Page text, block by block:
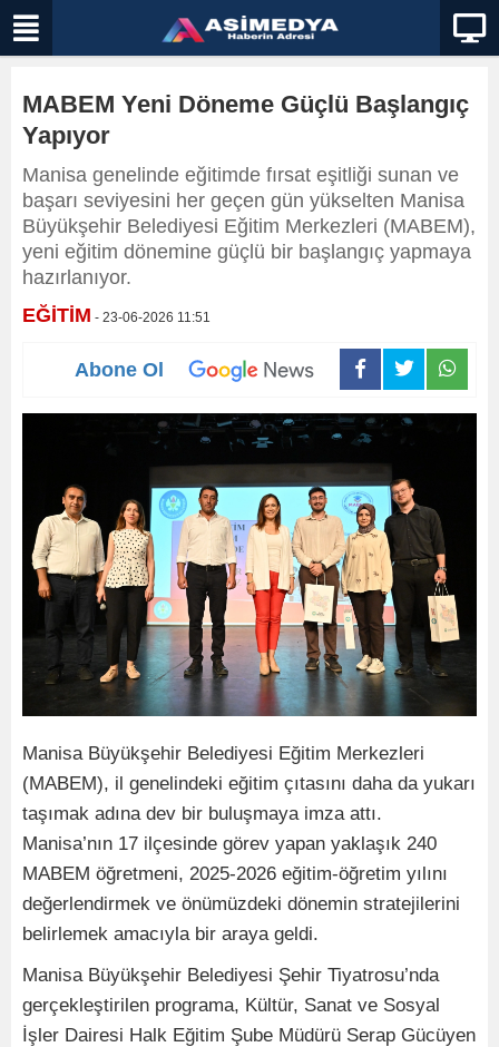
MABEM Yeni Döneme Güçlü Başlangıç
Yapıyor
Manisa genelinde eğitimde fırsat eşitliği sunan ve
başarı seviyesini her geçen gün yükselten Manisa
Büyükşehir Belediyesi Eğitim Merkezleri (MABEM),
yeni eğitim dönemine güçlü bir başlangıç yapmaya
hazırlanıyor.
EĞİTİM - 23-06-2026 11:51
Abone Ol
Manisa Büyükşehir Belediyesi Eğitim Merkezleri
(MABEM), il genelindeki eğitim çıtasını daha da yukarı
taşımak adına dev bir buluşmaya imza attı.
Manisa’nın 17 ilçesinde görev yapan yaklaşık 240
MABEM öğretmeni, 2025-2026 eğitim-öğretim yılını
değerlendirmek ve önümüzdeki dönemin stratejilerini
belirlemek amacıyla bir araya geldi.
Manisa Büyükşehir Belediyesi Şehir Tiyatrosu’nda
gerçekleştirilen programa, Kültür, Sanat ve Sosyal
İşler Dairesi Halk Eğitim Şube Müdürü Serap Gücüyen